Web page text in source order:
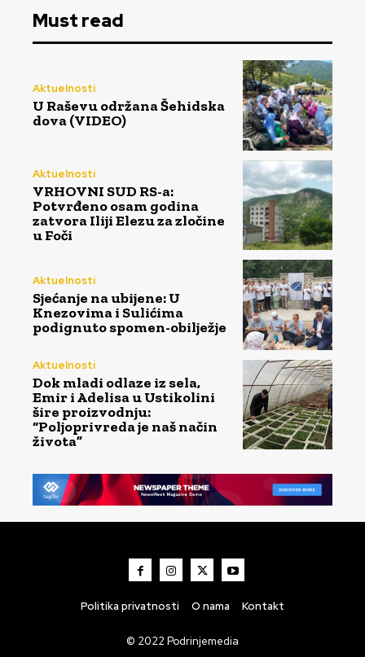
Must read
Aktuelnosti
U Raševu održana Šehidska
dova (VIDEO)
Aktuelnosti
VRHOVNI SUD RS-a:
Potvrđeno osam godina
zatvora Iliji Elezu za zločine
u Foči
Aktuelnosti
Sjećanje na ubijene: U
Knezovima i Sulićima
podignuto spomen-obilježje
Aktuelnosti
Dok mladi odlaze iz sela,
Emir i Adelisa u Ustikolini
šire proizvodnju:
“Poljoprivreda je naš način
života”
Politika privatnosti O nama Kontakt
© 2022 Podrinjemedia